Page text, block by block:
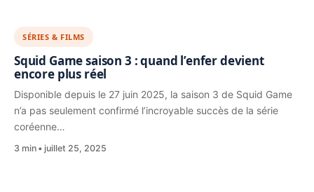
SÉRIES & FILMS
Squid Game saison 3 : quand l’enfer devient
encore plus réel
Disponible depuis le 27 juin 2025, la saison 3 de Squid Game
n’a pas seulement confirmé l’incroyable succès de la série
coréenne…
3 min juillet 25, 2025